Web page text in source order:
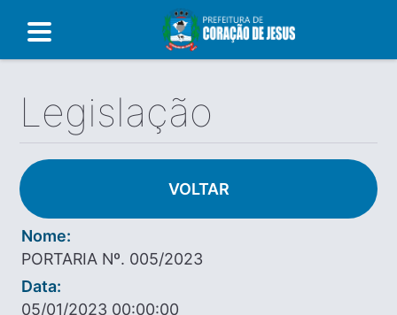
Legislação
VOLTAR
Nome:
PORTARIA Nº. 005/2023
Data:
05/01/2023 00:00:00